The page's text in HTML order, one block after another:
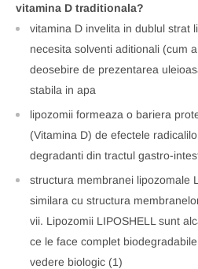
vitamina D traditionala?
vitamina D invelita in dublul strat
necesita solventi aditionali (cum
deosebire de prezentarea
stabila in apa
lipozomii formeaza o bariera
(Vitamina D) de efectele
degradanti din tractul gastro-
structura membranei lipozomale
similara cu structura
vii. Lipozomii LIPOSHELL sunt
ce le face complet
vedere biologic (1)